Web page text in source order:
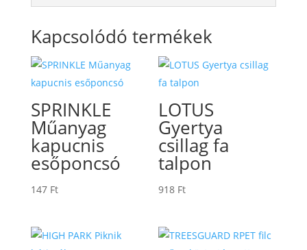
Kapcsolódó termékek
SPRINKLE
Műanyag
kapucnis
esőponcsó
147 Ft
LOTUS
Gyertya
csillag fa
talpon
918 Ft